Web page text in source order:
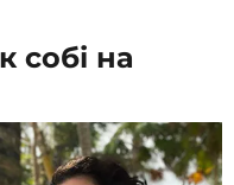
собі на